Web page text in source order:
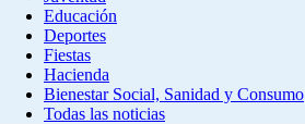
Educación
Deportes
Fiestas
Hacienda
Bienestar Social, Sanidad y Consumo
Todas las noticias